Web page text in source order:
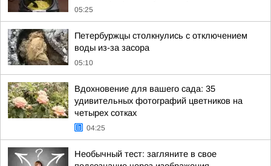
05:25
Петербуржцы столкнулись с отключением
воды из-за засора
05:10
Вдохновение для вашего сада: 35
удивительных фотографий цветников на
четырех сотках
04:25
Необычный тест: загляните в свое